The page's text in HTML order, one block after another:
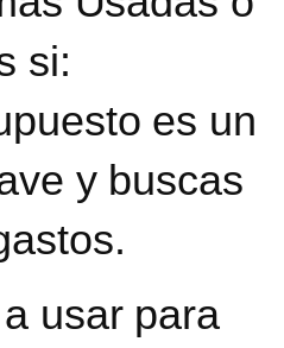
si:
es un
y buscas
usar para